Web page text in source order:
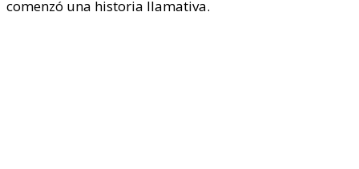
comenzó una historia llamativa.